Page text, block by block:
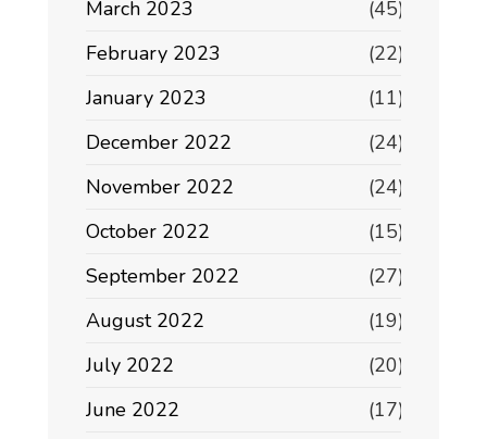
March 2023
(45)
February 2023
(22)
January 2023
(11)
December 2022
(24)
November 2022
(24)
October 2022
(15)
September 2022
(27)
August 2022
(19)
July 2022
(20)
June 2022
(17)